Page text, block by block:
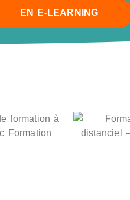
EN E-LEARNING